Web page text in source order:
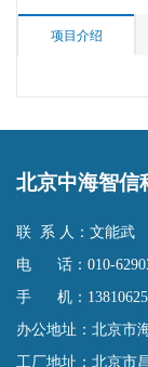
项目介绍
北京中海智信
联 系 人：文能武
电 话：010-
手 机：
办公地址：北京市
工厂地址：北京市